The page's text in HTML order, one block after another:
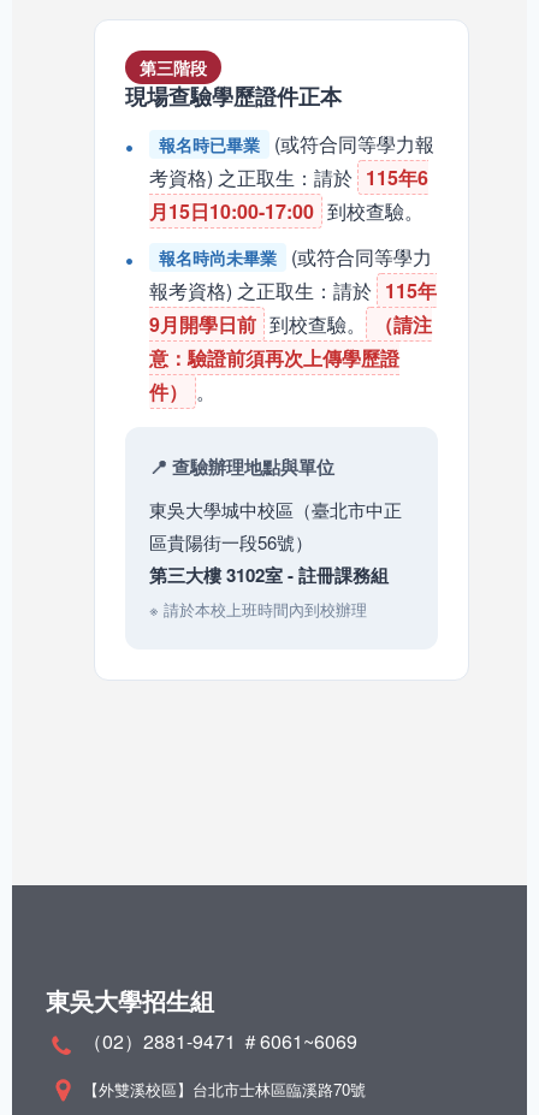
第三階段
現場查驗學歷證件正本
報名時已畢業
(或符合同等學力報
考資格) 之正取生：請於 115年6
月15日10:00-17:00 到校查驗。
報名時尚未畢業
(或符合同等學力
報考資格) 之正取生：請於 115年
9月開學日前 到校查驗。
（請注
意：驗證前須再次上傳學歷證
件）
。
📍 查驗辦理地點與單位
東吳大學城中校區（臺北市中正
區貴陽街一段56號）
第三大樓 3102室 - 註冊課務組
※ 請於本校上班時間內到校辦理
東吳大學招生組
（02）2881-9471 ＃6061~6069
【外雙溪校區】台北市士林區臨溪路70號